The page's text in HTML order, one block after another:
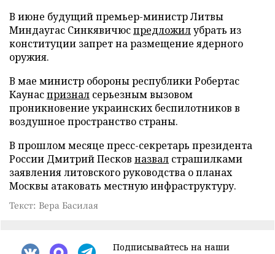
В июне будущий премьер-министр Литвы
Миндаугас Синкявичюспредложилубрать из
конституции запрет на размещение ядерного
оружия.
В мае министр обороны республики Робертас
Каунаспризнал серьезным вызовом
проникновение украинских беспилотников в
воздушное пространство страны.
В прошлом месяце пресс-секретарь президента
России Дмитрий Песков назвал страшилками
заявления литовского руководства о планах
Москвы атаковать местную инфраструктуру.
Текст: Вера Басилая
Подписывайтесь на наши